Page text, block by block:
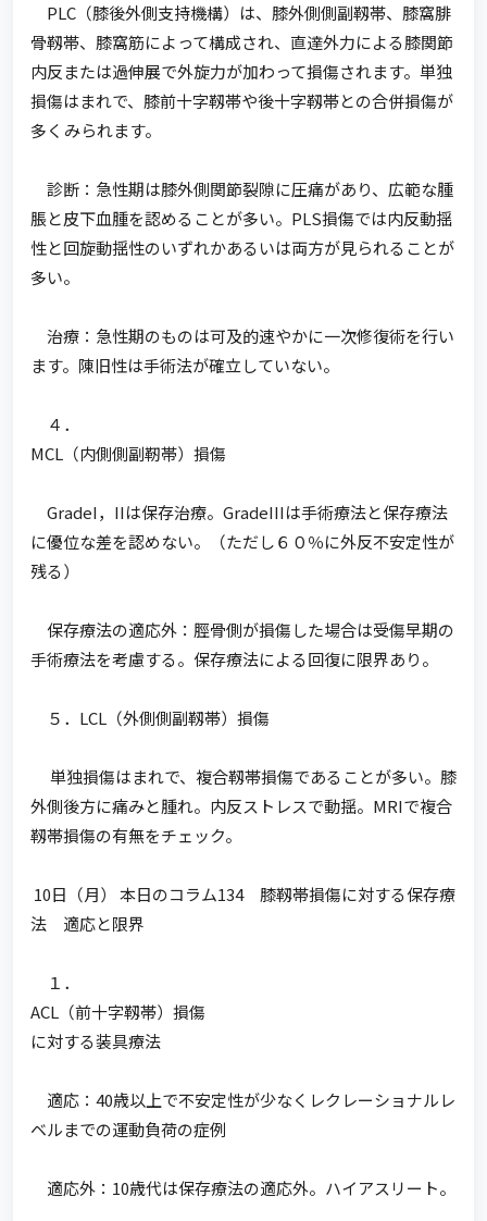
PLC（膝後外側支持機構）は、膝外側側副靱帯、膝窩腓
骨靱帯、膝窩筋によって構成され、直達外力による膝関節
内反または過伸展で外旋力が加わって損傷されます。単独
損傷はまれで、膝前十字靱帯や後十字靱帯との合併損傷が
多くみられます。
診断：急性期は膝外側関節裂隙に圧痛があり、広範な腫
脹と皮下血腫を認めることが多い。PLS損傷では内反動揺
性と回旋動揺性のいずれかあるいは両方が見られることが
多い。
治療：急性期のものは可及的速やかに一次修復術を行い
ます。陳旧性は手術法が確立していない。
４．
MCL（内側側副靭帯）損傷
GradeI，IIは保存治療。GradeIIIは手術療法と保存療法
に優位な差を認めない。（ただし６０％に外反不安定性が
残る）
保存療法の適応外：脛骨側が損傷した場合は受傷早期の
手術療法を考慮する。保存療法による回復に限界あり。
５．LCL（外側側副靱帯）損傷
単独損傷はまれで、複合靱帯損傷であることが多い。膝
外側後方に痛みと腫れ。内反ストレスで動揺。MRIで複合
靱帯損傷の有無をチェック。
10日（月） 本日のコラム134 膝靱帯損傷に対する保存療
法 適応と限界
１．
ACL（前十字靱帯）損傷
に対する装具療法
適応：40歳以上で不安定性が少なくレクレーショナルレ
ベルまでの運動負荷の症例
適応外：10歳代は保存療法の適応外。ハイアスリート。